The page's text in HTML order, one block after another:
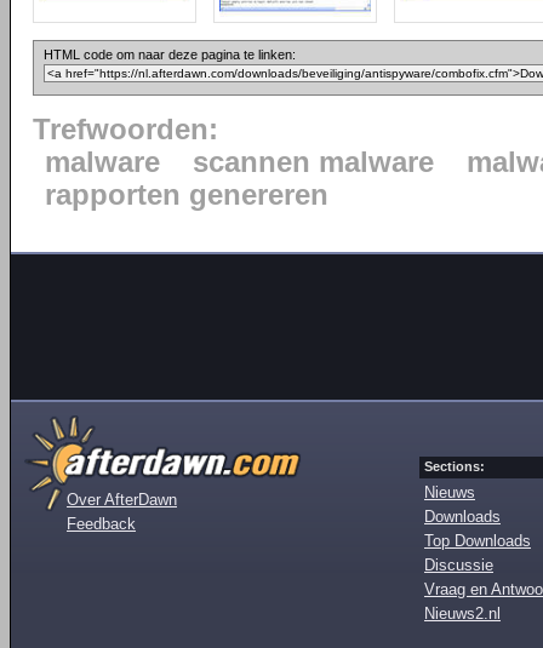
HTML code om naar deze pagina te linken:
Trefwoorden:
malware
scannen malware
rapporten genereren
Over AfterDawn
Feedback
Sections:
Nieuws
Downloads
Top Downloads
Discussie
Vraag en
Nieuws2.nl